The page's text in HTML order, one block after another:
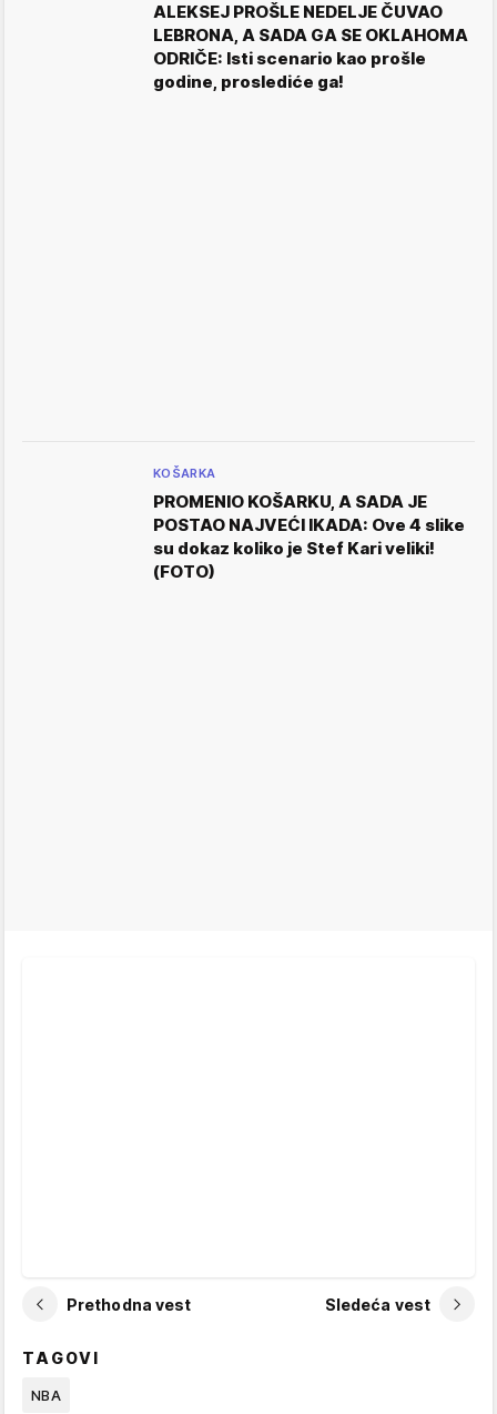
ALEKSEJ PROŠLE NEDELJE ČUVAO
LEBRONA, A SADA GA SE OKLAHOMA
ODRIČE: Isti scenario kao prošle
godine, proslediće ga!
KOŠARKA
PROMENIO KOŠARKU, A SADA JE
POSTAO NAJVEĆI IKADA: Ove 4 slike
su dokaz koliko je Stef Kari veliki!
(FOTO)
Prethodna vest Sledeća vest
TAGOVI
NBA